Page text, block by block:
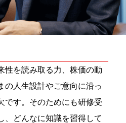
性を読み取る力、株価の動
の人生設計やご意向に沿っ
です。そのためにも研修受
、どんなに知識を習得して